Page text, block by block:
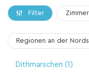
Filter Zimmer
Regionen an der
Dithmarschen (1)